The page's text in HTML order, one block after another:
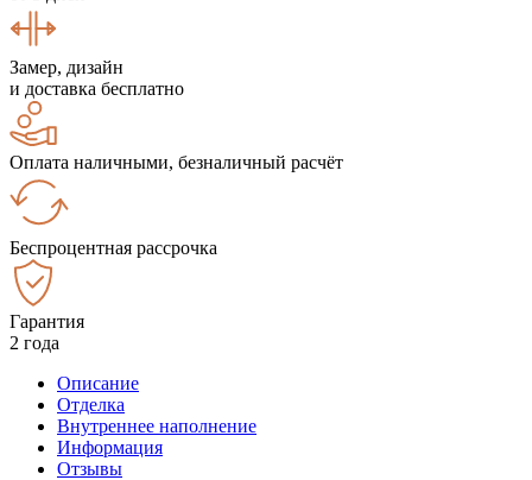
Замер, дизайн
и доставка бесплатно
Оплата наличными, безналичный расчёт
Беспроцентная рассрочка
Гарантия
2 года
Описание
Отделка
Внутреннее наполнение
Информация
Отзывы